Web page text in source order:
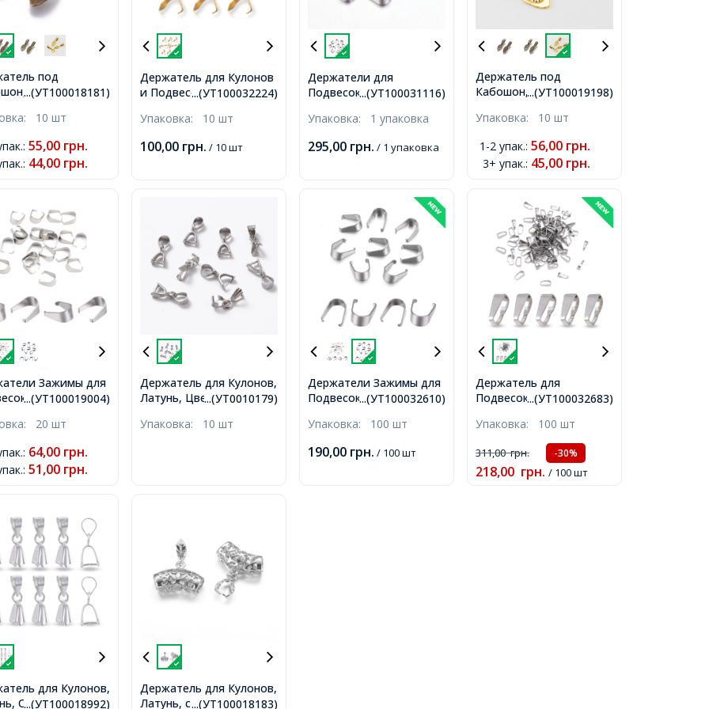
...(УТ100018181)
под
Металл, Цвет:
Отв-тие
10 шт
: 55,00 грн.
: 44,00 грн.
...(УТ100032224)
Держатель для Кулонов
и Подвесок
Золото, 16.5мм,
Пин 0.8мм
Упаковка: 10 шт
100,00 грн. / 10 шт
...(УТ100031116)
Держатели для
Подвесок,
Размер: 5.5х5х2.5мм,
Упаковка: 1 упаковка
295,00 грн. / 1 упаковка
...(УТ100019198)
Держатель под
Кабошон, Сплав, Цвет:
26х8х7мм, Отверстие
Упаковка: 10 шт
1-2 упак.: 56,00 грн.
3+ упак.: 45,00 грн.
...(УТ100019004)
Зажимы для
20 шт
: 64,00 грн.
: 51,00 грн.
...(УТ0010179)
Держатель для Кулонов,
Латунь, Цвет: Платина,
4x5мм,
Упаковка: 10 шт
...(УТ100032610)
Держатели Зажимы для
Подвесок,
10х8.5х5мм
Упаковка: 100 шт
190,00 грн. / 100 шт
...(УТ100032683)
Держатель для
Подвесок,
усточевые к
потускнению, 7x2.5x3.5
мм, Отверстие 3х6.5мм,
Упаковка: 100 шт
311,00грн. -30%
218,00 грн. / 100 шт
...(УТ100018992)
для Кулонов,
Серебро,
...(УТ100018183)
Держатель для Кулонов,
Латунь, с Бейлом, Цвет: